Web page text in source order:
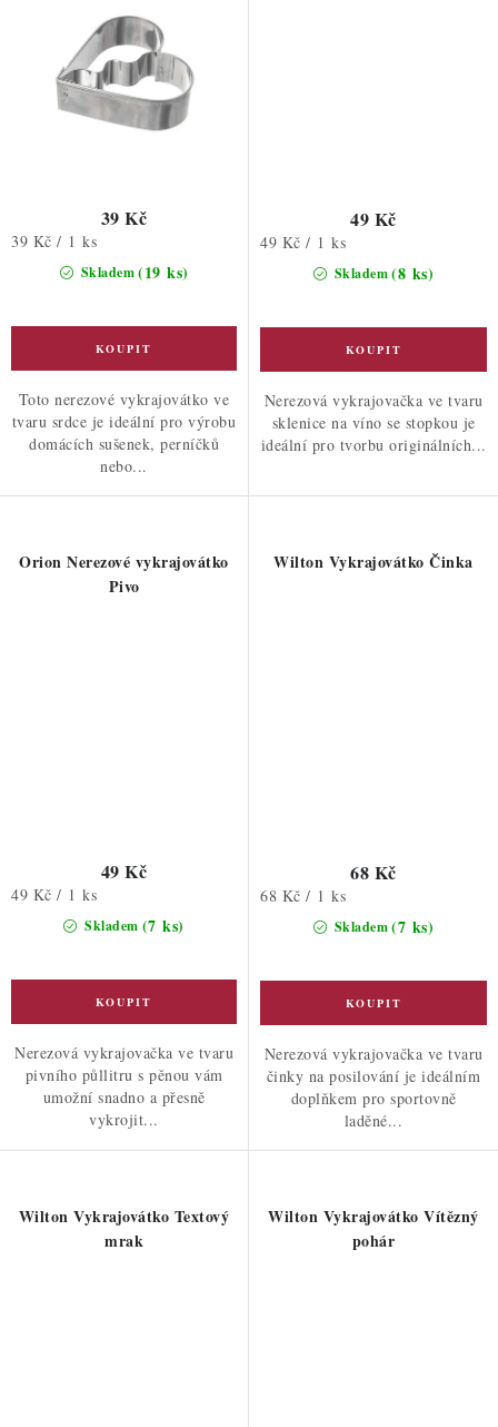
Skladem(19 ks)
39 Kč
Měrná
39 Kč / 1 ks
Toto nerezové vykrajovátko ve
tvaru srdce je ideální pro výrobu
domácích sušenek, perníčků
nebo...
Skladem(8 ks)
49 Kč
Měrná
49 Kč / 1 ks
Nerezová vykrajovačka ve tvaru
sklenice na víno se stopkou je
ideální pro tvorbu originálních...
Orion Nerezové vykrajovátko
Pivo
Skladem (7 ks)
49 Kč
Měrná
49 Kč / 1 ks
Nerezová vykrajovačka ve tvaru
pivního půllitru s pěnou vám
umožní snadno a přesně
vykrojit...
Wilton Vykrajovátko Činka
Skladem(7 ks)
68 Kč
Měrná
68 Kč / 1 ks
Nerezová vykrajovačka ve tvaru
činky na posilování je ideálním
doplňkem pro sportovně
laděné...
Wilton Vykrajovátko Textový
mrak
Wilton Vykrajovátko Vítězný
pohár